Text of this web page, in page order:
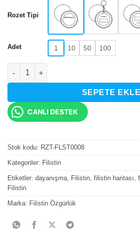
Rozet Tipi
Adet 1 10 50 100
Free Palestine Harita Tasarımlı Rozet
SEPETE EKLE
CANLI DESTEK
Stok kodu: RZT-FLST0008
Kategoriler: Filistin
Etiketler: dayanışma, Filistin, filistin haritası,
Filistin
Marka: Filistin Özgürlük